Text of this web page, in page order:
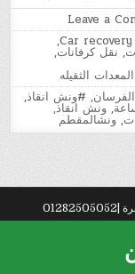
Leave a
ونش
إنقاذ
الفرسان
المقطم
24
ساعة
|
سحب
ونقل
Car
,
, نقل كرفانات,
الثقيله
, #ونش انقاذ,
,ونش انقاذ,
,ونشالمقطم